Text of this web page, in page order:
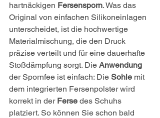
hartnäckigen Fersensporn. Was das
Original von einfachen Silikoneinlagen
unterscheidet, ist die hochwertige
Materialmischung, die den Druck
präzise verteilt und für eine dauerhafte
Stoßdämpfung sorgt. Die Anwendung
der Spornfee ist einfach: Die Sohle mit
dem integrierten Fersenpolster wird
korrekt in der Ferse des Schuhs
platziert. So können Sie schon bald